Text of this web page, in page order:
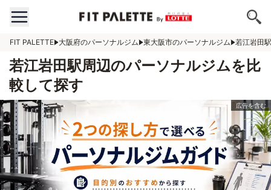
FIT PALETTE 大阪府のパーソナルジム 東大阪市のパーソナルジム 若江岩田
若江岩田駅周辺のパーソナルジムを比
較して探す